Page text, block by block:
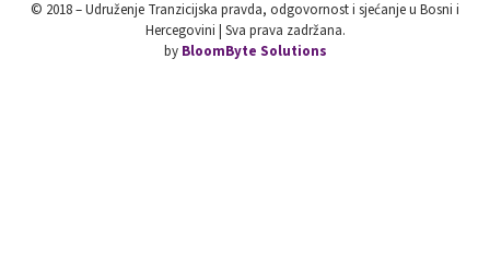
© 2018 – Udruženje Tranzicijska pravda, odgovornost i sjećanje u Bosni i
Hercegovini | Sva prava zadržana.
by BloomByte Solutions